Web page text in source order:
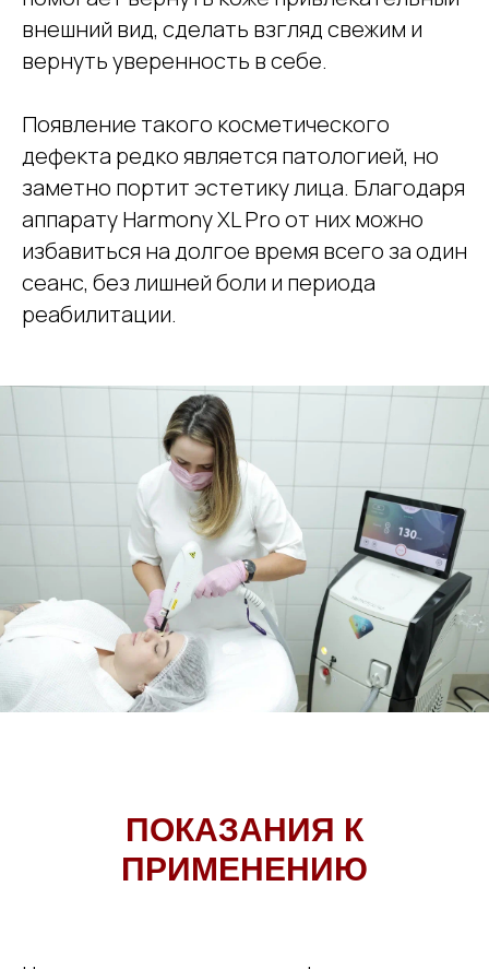
внешний вид, сделать взгляд свежим и
вернуть уверенность в себе.
Появление такого косметического
дефекта редко является патологией, но
заметно портит эстетику лица. Благодаря
аппарату Harmony XL Pro от них можно
избавиться на долгое время всего за один
сеанс, без лишней боли и периода
реабилитации.
ПОКАЗАНИЯ К
ПРИМЕНЕНИЮ